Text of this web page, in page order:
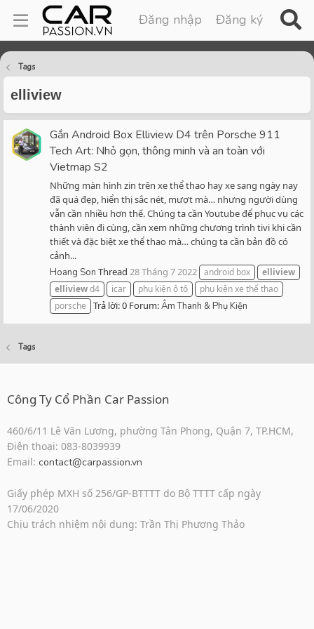
Đăng nhập Đăng ký
Tags
elliview
Gắn Android Box Elliview D4 trên Porsche 911
Tech Art: Nhỏ gọn, thông minh và an toàn với
Vietmap S2
Những màn hình zin trên xe thể thao hay xe sang ngày nay
đã quá đẹp, hiển thị sắc nét, mượt mà… nhưng người dùng
vẫn cần nhiều hơn thế. Chúng ta cần Youtube để phục vụ các
thành viên đi cùng, cần xem những chương trình tivi khi cần
thiết và đặc biệt xe thể thao mà… chúng ta cần bản đồ có
cảnh...
Hoang Son Thread 28 Tháng 7 2022 android box
elliview
elliviewd4 icar phụ kiện ô tô
phụ kiện xe thể thao
porsche
Trả lời: 0 Forum:Âm Thanh & Phụ Kiện
Tags
Công Ty Cổ Phần Car Passion
460/6/11 Lê Văn Lương, phường Tân Phong, Quận 7, TP.HCM,
Điện thoại: 083-8039939
Email: contact@carpassion.vn
Giấy phép MXH số 256/GP-BTTTT do Bộ TTTT cấp ngày
17/06/2020
Chịu trách nhiệm nội dung: Trần Thị Phương Thảo